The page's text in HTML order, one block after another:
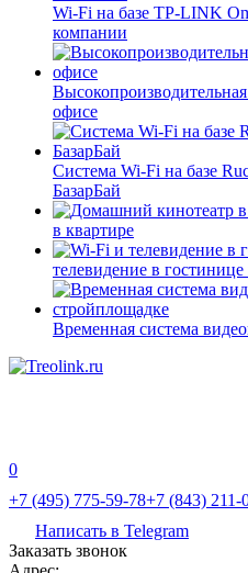
Wi-Fi на базе TP-LINK
компании
офисе
Система Wi-Fi на базе
БазарБай
в квартире
телевидение в
Временная система
0
+7 (495) 775-59-78+7 (843) 211-
Написать в Telegram
Заказать звонок